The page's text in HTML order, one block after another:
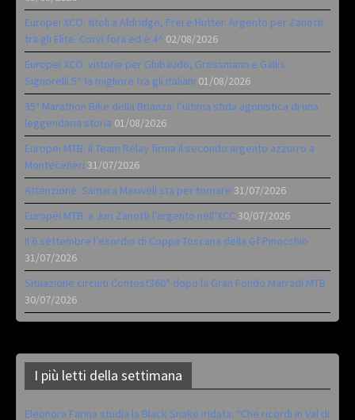
Europei XCO: titoli a Aldridge, Frei e Hutter. Argento per Zanotti
tra gli Elite. Corvi fora ed è 4^ 02/08/2026
Europei XCO: vittorie per Ghibaudo, Grossmann e Gallis.
Signorelli 5^ la migliore tra gli italiani 01/08/2026
35ª Marathon Bike della Brianza: l’ultima sfida agonistica di una
leggendaria storia 01/08/2026
Europei MTB: il Team Relay firma il secondo argento azzurro a
Monteceneri 31/07/2026
Attenzione: Samara Maxwell sta per tornare 31/07/2026
Europei MTB: a Juri Zanotti l’argento nell’XCC 30/07/2026
Il 6 settembre l’esordio di Coppa Toscana della Gf Pinocchio
31/07/2026
Situazione circuiti Contest360° dopo la Gran Fondo Marradi MTB
30/07/2026
I più letti della settimana
Eleonora Farina studia la Black Snake iridata: “Che ricordi in Val di